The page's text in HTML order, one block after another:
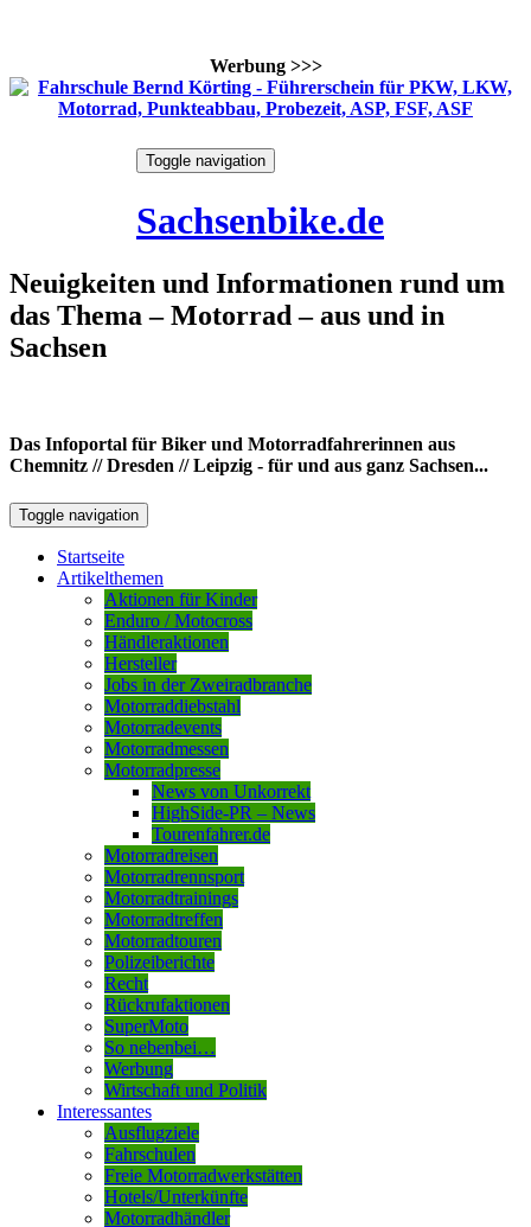
Werbung >>>
Toggle navigation
Sachsenbike.de
Neuigkeiten und Informationen rund um
das Thema – Motorrad – aus und in
Sachsen
Das Infoportal für Biker und Motorradfahrerinnen aus
Chemnitz // Dresden // Leipzig - für und aus ganz Sachsen...
Toggle navigation
Startseite
Artikelthemen
Aktionen für Kinder
Enduro / Motocross
Händleraktionen
Hersteller
Jobs in der Zweiradbranche
Motorraddiebstahl
Motorradevents
Motorradmessen
Motorradpresse
News von Unkorrekt
HighSide-PR – News
Tourenfahrer.de
Motorradreisen
Motorradrennsport
Motorradtrainings
Motorradtreffen
Motorradtouren
Polizeiberichte
Recht
Rückrufaktionen
SuperMoto
So nebenbei…
Werbung
Wirtschaft und Politik
Interessantes
Ausflugziele
Fahrschulen
Freie Motorradwerkstätten
Hotels/Unterkünfte
Motorradhändler